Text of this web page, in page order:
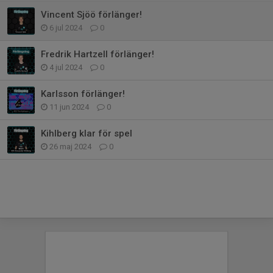
Vincent Sjöö förlänger!
6 jul 2024 0
Fredrik Hartzell förlänger!
4 jul 2024 0
Karlsson förlänger!
11 jun 2024 0
Kihlberg klar för spel
26 maj 2024 0